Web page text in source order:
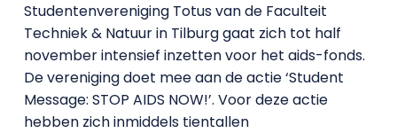
Studentenvereniging Totus van de Faculteit
Techniek & Natuur in Tilburg gaat zich tot half
november intensief inzetten voor het aids-fonds.
De vereniging doet mee aan de actie ‘Student
Message: STOP AIDS NOW!’. Voor deze actie
hebben zich inmiddels tientallen